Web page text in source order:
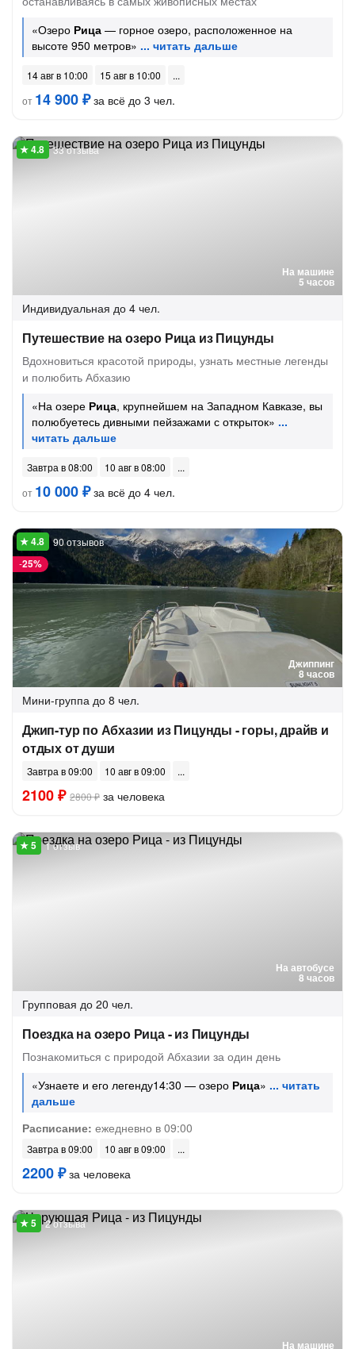
«Озеро Рица — горное озеро, расположенное на
высоте 950 метров»
14 авг в 10:00
15 авг в 10:00
от 14 900 ₽за всё до 3 чел.
На машине
5 часов
33 отзыва
Индивидуальная до 4 чел.
Путешествие на озеро Рица из Пицунды
Вдохновиться красотой природы, узнать местные легенды
и полюбить Абхазию
«На озере Рица, крупнейшем на Западном Кавказе, вы
полюбуетесь дивными пейзажами с открыток»
Завтра в 08:00
10 авг в 08:00
от 10 000 ₽за всё до 4 чел.
Джиппинг
8 часов
-25%
90 отзывов
Мини-группа до 8 чел.
Джип-тур по Абхазии из Пицунды - горы, драйв и
отдых от души
Завтра в 09:00 10 авг в 09:00
2100 ₽ 2800 ₽ за человека
На автобусе
8 часов
1 отзыв
Групповая до 20 чел.
Поездка на озеро Рица - из Пицунды
Познакомиться с природой Абхазии за один день
«Узнаете и его легенду14:30 — озеро Рица»
Расписание: ежедневно в 09:00
Завтра в 09:00 10 авг в 09:00
2200 ₽за человека
На машине
2 отзыва